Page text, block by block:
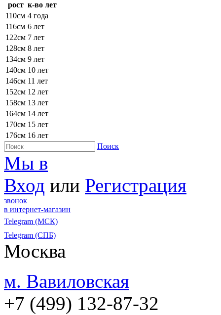
рост к-во лет
110см 4 года
116см 6 лет
122см 7 лет
128см 8 лет
134см 9 лет
140см 10 лет
146см 11 лет
152см 12 лет
158см 13 лет
164см 14 лет
170см 15 лет
176см 16 лет
Поиск
Мы в
Вход или Регистрация
звонок
в интернет-магазин
Telegram (МСК)
Telegram (СПБ)
Москва
м. Вавиловская
+7 (499) 132-87-32